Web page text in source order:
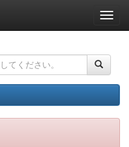
ナ
ビ
ー
ョ
ン